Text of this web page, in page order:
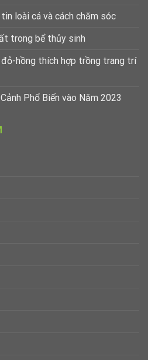
loài cá và cách chăm sóc
trong bể thủy sinh
hồng thích hợp trồng trang trí
Phổ Biến vào Năm 2023